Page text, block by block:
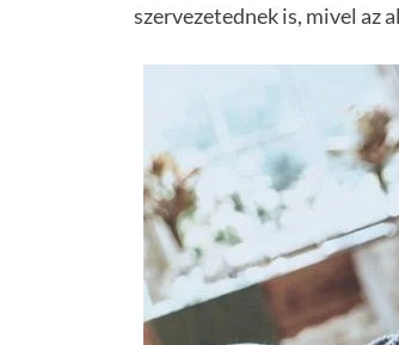
szervezetednek is, mivel az